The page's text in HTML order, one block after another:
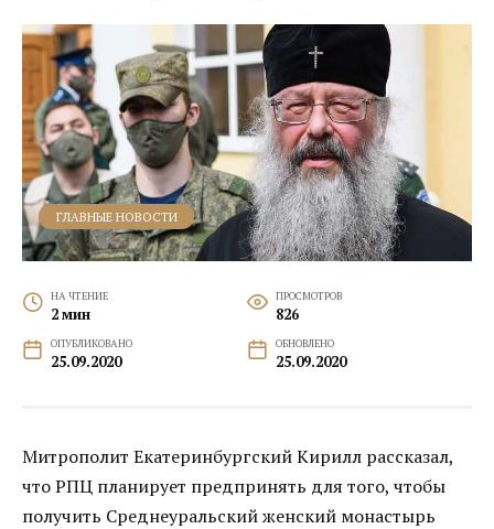
ГЛАВНЫЕ НОВОСТИ
НА ЧТЕНИЕ
2 мин
ПРОСМОТРОВ
826
ОПУБЛИКОВАНО
25.09.2020
ОБНОВЛЕНО
25.09.2020
Митрополит Екатеринбургский Кирилл рассказал,
что РПЦ планирует предпринять для того, чтобы
получить Среднеуральский женский монастырь